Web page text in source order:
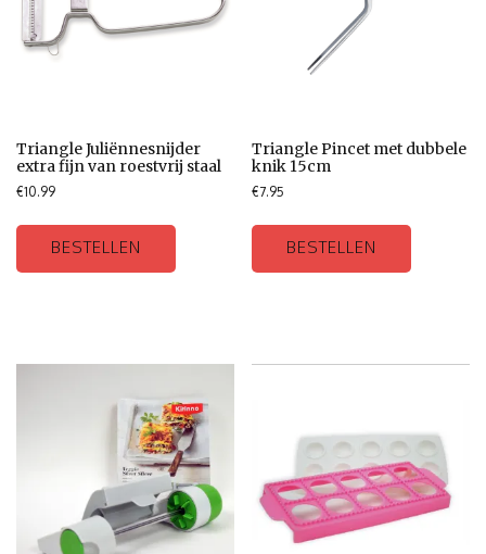
Triangle Juliënnesnijder
extra fijn van roestvrij staal
€10.99
BESTELLEN
Triangle Pincet met dubbele
knik 15cm
€7.95
BESTELLEN